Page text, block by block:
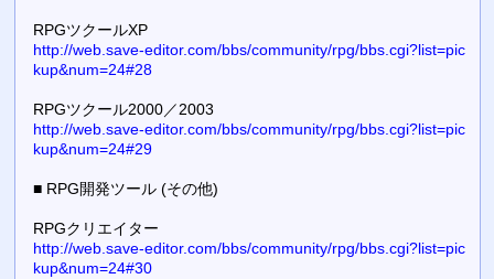
RPGツクールXP
http://web.save-editor.com/bbs/community/rpg/bbs.cgi?list=pic
kup&num=24#28
RPGツクール2000／2003
http://web.save-editor.com/bbs/community/rpg/bbs.cgi?list=pic
kup&num=24#29
■ RPG開発ツール (その他)
RPGクリエイター
http://web.save-editor.com/bbs/community/rpg/bbs.cgi?list=pic
kup&num=24#30